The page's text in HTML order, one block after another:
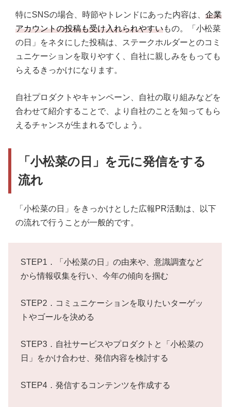
特にSNSの場合、時節やトレンドにあった内容は、 企業
アカウントの投稿も受け入れられやすいもの。「小松菜
の日」をネタにした投稿は、ステークホルダーとのコミ
ュニケーションを取りやすく、自社に親しみをもっても
らえるきっかけになります。
自社プロダクトやキャンペーン、自社の取り組みなどを
合わせて紹介することで、より自社のことを知ってもら
えるチャンスが生まれるでしょう。
「小松菜の日」を元に発信をする
流れ
「小松菜の日」をきっかけとした広報PR活動は、以下
の流れで行うことが一般的です。
STEP1．「小松菜の日」の由来や、意識調査など
から情報収集を行い、今年の傾向を掴む
STEP2．コミュニケーションを取りたいターゲッ
トやゴールを決める
STEP3．自社サービスやプロダクトと「小松菜の
日」をかけ合わせ、発信内容を検討する
STEP4．発信するコンテンツを作成する